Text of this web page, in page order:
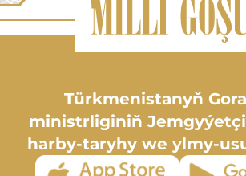
Türkmenistanyň
ministrliginiň
harby-taryhy we ylmy-